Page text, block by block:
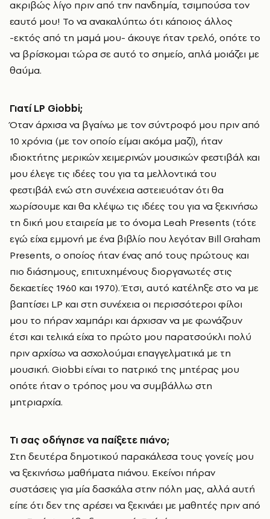
ακριβώς λίγο πριν από την πανδημία, τσιμπούσα τον
εαυτό μου! Το να ανακαλύπτω ότι κάποιος άλλος
-εκτός από τη μαμά μου- άκουγε ήταν τρελό, οπότε το
να βρίσκομαι τώρα σε αυτό το σημείο, απλά μοιάζει με
θαύμα.
ΓιατίLP Giobbi;
Όταν άρχισα να βγαίνω με τον σύντροφό μου πριν από
10 χρόνια (με τον οποίο είμαι ακόμα μαζί), ήταν
ιδιοκτήτης μερικών χειμερινών μουσικών φεστιβάλ και
μου έλεγε τις ιδέες του για τα μελλοντικά του
φεστιβάλ ενώ στη συνέχεια αστειευόταν ότι θα
χωρίσουμε και θα κλέψω τις ιδέες του για να ξεκινήσω
τη δική μου εταιρεία με το όνομα Leah Presents (τότε
εγώ είχα εμμονή με ένα βιβλίο που λεγόταν Bill Graham
Presents, ο οποίος ήταν ένας από τους πρώτους και
πιο διάσημους, επιτυχημένους διοργανωτές στις
δεκαετίες 1960 και 1970). Έτσι, αυτό κατέληξε στο να με
βαπτίσει LP και στη συνέχεια οι περισσότεροι φίλοι
μου το πήραν χαμπάρι και άρχισαν να με φωνάζουν
έτσι και τελικά είχα το πρώτο μου παρατσούκλι πολύ
πριν αρχίσω να ασχολούμαι επαγγελματικά με τη
μουσική. Giobbi είναι το πατρικό της μητέρας μου
οπότε ήταν ο τρόπος μου να συμβάλλω στη
μητριαρχία.
Τι σας οδήγησε να παίξετε πιάνο;
Στη δευτέρα δημοτικού παρακάλεσα τους γονείς μου
να ξεκινήσω μαθήματα πιάνου. Εκείνοι πήραν
συστάσεις για μία δασκάλα στην πόλη μας, αλλά αυτή
είπε ότι δεν της αρέσει να ξεκινάει με μαθητές πριν από